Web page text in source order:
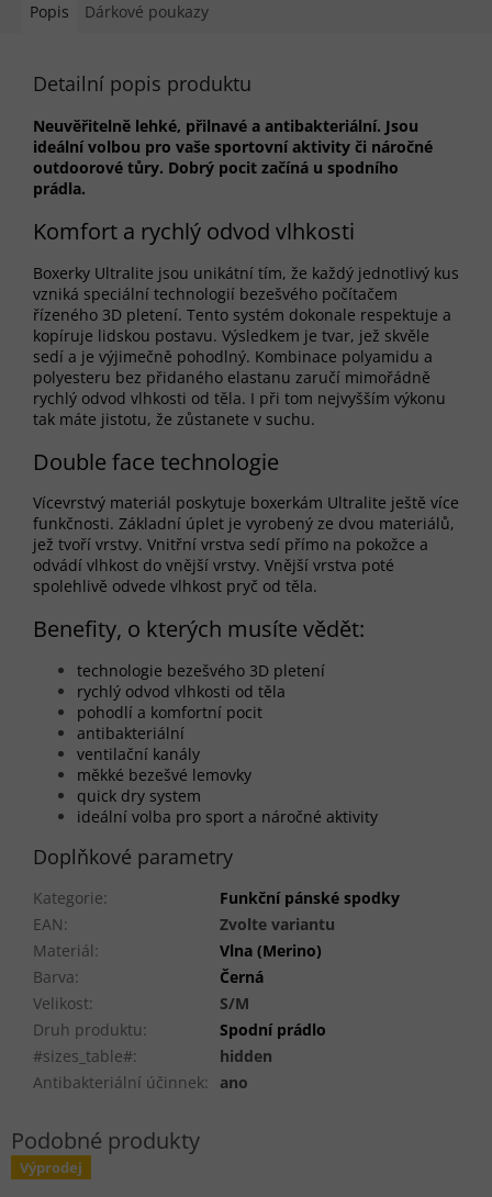
Popis Dárkové poukazy
Detailní popis produktu
Neuvěřitelně lehké, přilnavé a antibakteriální. Jsou
ideální volbou pro vaše sportovní aktivity či náročné
outdoorové tůry. Dobrý pocit začíná u spodního
prádla.
Komfort a rychlý odvod vlhkosti
Boxerky Ultralite jsou unikátní tím, že každý jednotlivý kus
vzniká speciální technologií bezešvého počítačem
řízeného 3D pletení. Tento systém dokonale respektuje a
kopíruje lidskou postavu. Výsledkem je tvar, jež skvěle
sedí a je výjimečně pohodlný. Kombinace polyamidu a
polyesteru bez přidaného elastanu zaručí mimořádně
rychlý odvod vlhkosti od těla. I při tom nejvyšším výkonu
tak máte jistotu, že zůstanete v suchu.
Double face technologie
Vícevrstvý materiál poskytuje boxerkám Ultralite ještě více
funkčnosti. Základní úplet je vyrobený ze dvou materiálů,
jež tvoří vrstvy. Vnitřní vrstva sedí přímo na pokožce a
odvádí vlhkost do vnější vrstvy. Vnější vrstva poté
spolehlivě odvede vlhkost pryč od těla.
Benefity, o kterých musíte vědět:
technologie bezešvého 3D pletení
rychlý odvod vlhkosti od těla
pohodlí a komfortní pocit
antibakteriální
ventilační kanály
měkké bezešvé lemovky
quick dry system
ideální volba pro sport a náročné aktivity
Doplňkové parametry
Kategorie:
Funkční pánské spodky
EAN:
Zvolte variantu
Materiál:
Vlna (Merino)
Barva:
Černá
Velikost:
S/M
Druh produktu:
Spodní prádlo
#sizes_table#:
hidden
Antibakteriální účinnek: ano
Výprodej